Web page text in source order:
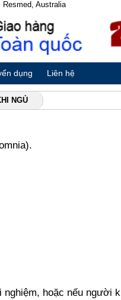
Australia
dụng Liên hệ
NGỦ
hoặc nếu người